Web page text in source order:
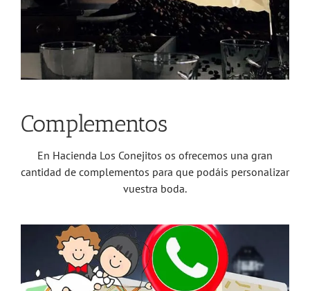
Complementos
En Hacienda Los Conejitos os ofrecemos una gran
cantidad de complementos para que podáis personalizar
vuestra boda.